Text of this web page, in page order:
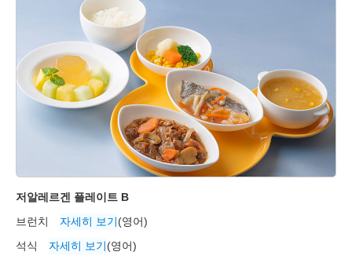
저알레르겐 플레이트 B
브런치 자세히 보기(영어)
석식 자세히 보기(영어)